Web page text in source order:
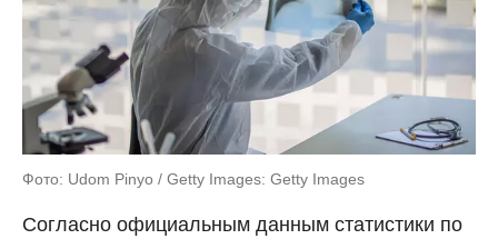
Фото: Udom Pinyo / Getty Images: Getty Images
Согласно официальным данным статистики по